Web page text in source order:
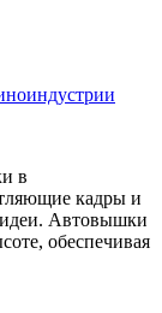
в
кадры и
идеи. Автовышки
обеспечивая